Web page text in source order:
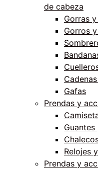
de cabeza
Gorras
Gorros
Gafas
Prendas y
Relojes
Prendas y